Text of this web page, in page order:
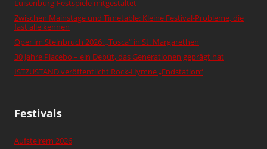
Luisenburg-Festspiele mitgestaltet
Zwischen Mainstage und Timetable: Kleine Festival-Probleme, die
fast alle kennen
Oper im Steinbruch 2026: „Tosca“ in St. Margarethen
30 Jahre Placebo – ein Debüt, das Generationen geprägt hat
ISTZUSTAND veröffentlicht Rock-Hymne „Endstation“
Festivals
Aufsteirern 2026